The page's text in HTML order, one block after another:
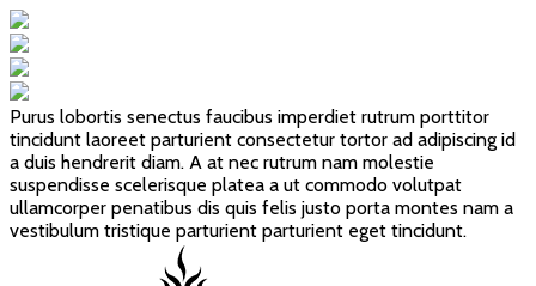
Purus lobortis senectus faucibus imperdiet rutrum porttitor
tincidunt laoreet parturient consectetur tortor ad adipiscing id
a duis hendrerit diam. A at nec rutrum nam molestie
suspendisse scelerisque platea a ut commodo volutpat
ullamcorper penatibus dis quis felis justo porta montes nam a
vestibulum tristique parturient parturient eget tincidunt.